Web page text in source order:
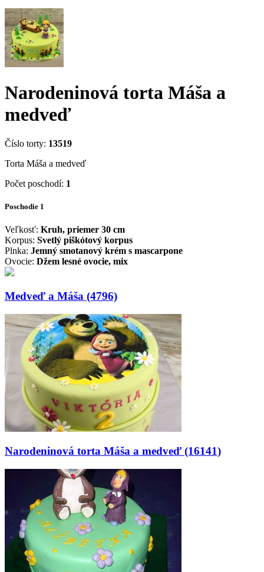
Narodeninová torta Máša a
medveď
Číslo torty: 13519
Torta Máša a medveď
Počet poschodí: 1
Poschodie 1
Veľkosť: Kruh, priemer 30 cm
Korpus: Svetlý piškótový korpus
Plnka: Jemný smotanový krém s mascarpone
Ovocie: Džem lesné ovocie, mix
Medveď a Máša (4796)
Narodeninová torta Máša a medveď (16141)